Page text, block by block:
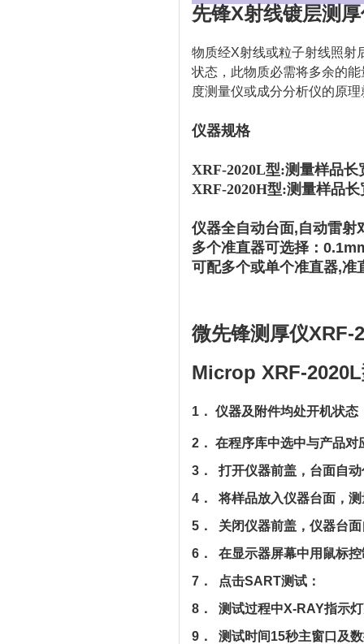
先锋X射线镀层测
物质经X射线或粒子射线照射
状态，此物质必需将多余的
度测量仪或成分分析仪的原
仪器规格
XRF-2020L型:测量样品长
XRF-2020H型:测量样品长
仪器全自动台面,自动雷射
多个准直器可选择：
可配多个或单个准直器,准
微先锋测厚仪XRF-
Microp XRF-2020
1． 仪器及附件均处开机状态
2． 在程序库中选中与产品
3． 打开仪器前盖，台面自动
4． 将样品放入仪器台面，
5． 关闭仪器前盖，仪器台
6． 在显示器屏幕中用鼠标
7． 点击SART测试：
8． 测试过程中X-RAY指示
9． 测试时间15秒主窗口及